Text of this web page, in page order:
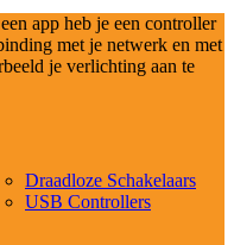
app heb je een controller
met je netwerk en met
je verlichting aan te
Draadloze Schakelaars
USB Controllers